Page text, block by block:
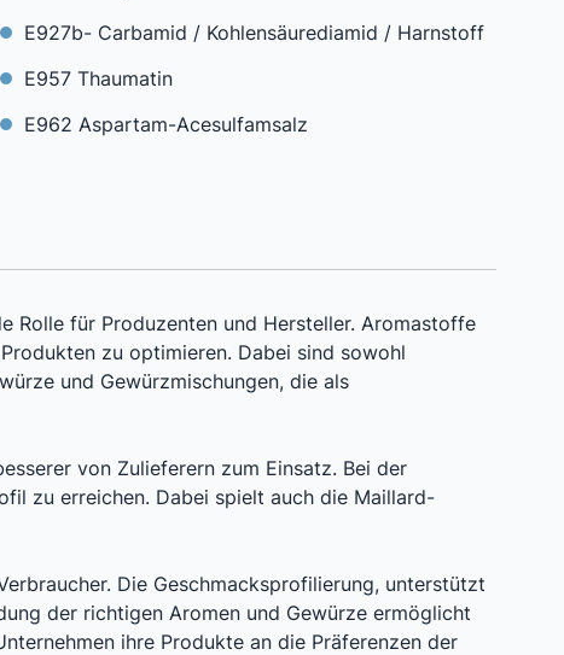
E927b- Carbamid / Kohlensäurediamid / Harnstoff
E957 Thaumatin
E962 Aspartam-Acesulfamsalz
Rolle für Produzenten und Hersteller. Aromastoffe
zu optimieren. Dabei sind sowohl
und Gewürzmischungen, die als
von Zulieferern zum Einsatz. Bei der
zu erreichen. Dabei spielt auch die Maillard-
Die Geschmacksprofilierung, unterstützt
der richtigen Aromen und Gewürze ermöglicht
ihre Produkte an die Präferenzen der